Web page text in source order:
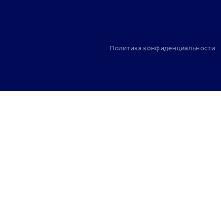
Политика конфиденциальности